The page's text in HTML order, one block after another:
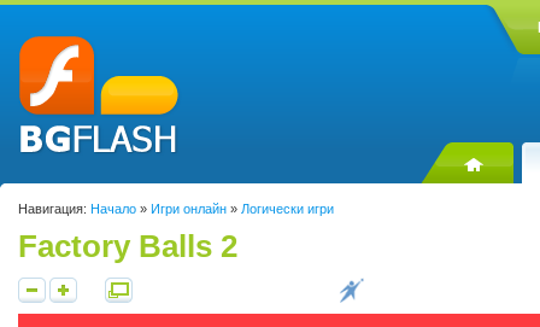
Навигация: Начало » Игри онлайн » Логически игри
Factory Balls 2